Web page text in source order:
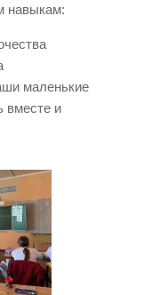
навыкам:
маленькие
вместе и